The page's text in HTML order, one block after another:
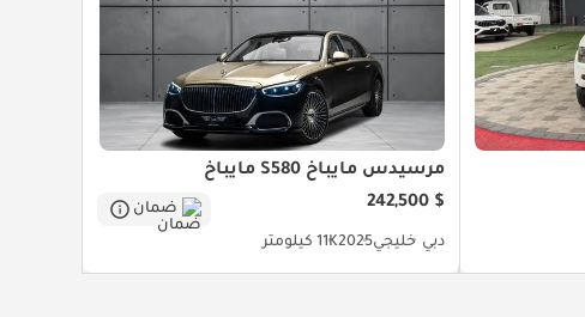
مرسيدس مايباخ S580 مايباخ
$ 242,500
ضمان
دبي خليجي202511K كيلومتر